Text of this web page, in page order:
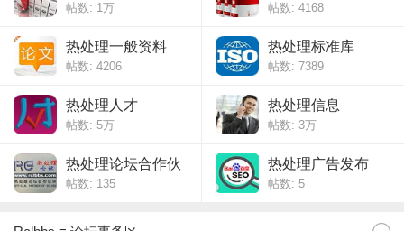
帖数: 1万 帖数: 4168
热处理一般资料
帖数: 4206
热处理标准库
帖数: 7389
热处理人才
帖数: 5万
热处理信息
帖数: 3万
热处理论坛合作伙
伴
帖数: 135
热处理广告发布
帖数: 5